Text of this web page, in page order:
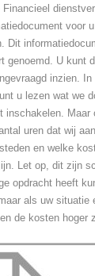
voor
Dit
genoemd. U kunt
inzien. In
u lezen wat we
inschakelen. Maar
uren dat wij
en welke
Let op, dit zijn
opdracht heeft
als uw situatie
de kosten hoger